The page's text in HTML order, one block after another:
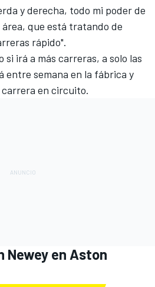
y derecha, todo mi poder de
que está tratando de
rápido".
irá a más carreras, a solo las
entre semana en la fábrica y
carrera en circuito.
Newey en Aston